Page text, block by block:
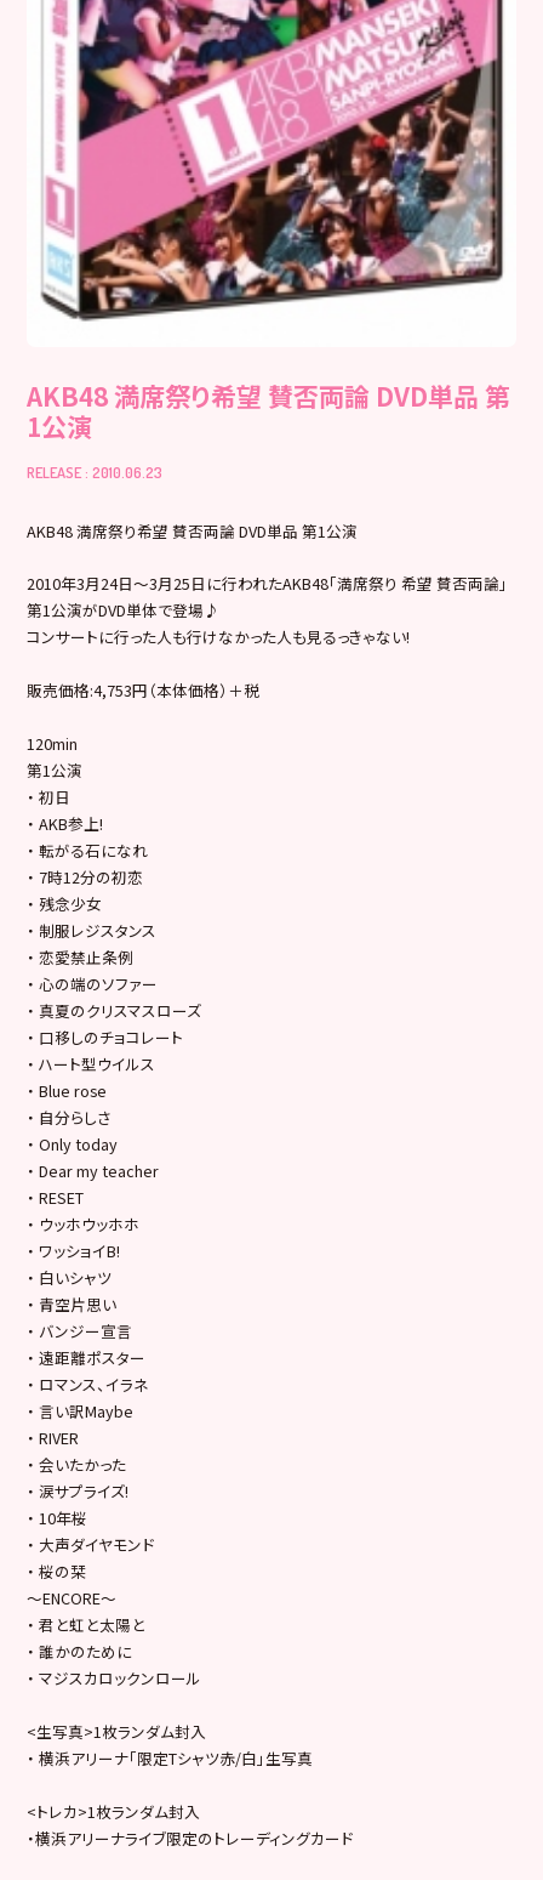
AKB48 満席祭り希望 賛否両論 DVD単品 第
1公演
RELEASE : 2010.06.23
AKB48 満席祭り希望 賛否両論 DVD単品 第1公演
2010年3月24日～3月25日に行われたAKB48「満席祭り 希望 賛否両論」
第1公演がDVD単体で登場♪
コンサートに行った人も行けなかった人も見るっきゃない!
販売価格:4,753円（本体価格）＋税
120min
第1公演
・ 初日
・ AKB参上!
・ 転がる石になれ
・ 7時12分の初恋
・ 残念少女
・ 制服レジスタンス
・ 恋愛禁止条例
・ 心の端のソファー
・ 真夏のクリスマスローズ
・ 口移しのチョコレート
・ ハート型ウイルス
・ Blue rose
・ 自分らしさ
・ Only today
・ Dear my teacher
・ RESET
・ ウッホウッホホ
・ ワッショイB!
・ 白いシャツ
・ 青空片思い
・ バンジー宣言
・ 遠距離ポスター
・ ロマンス、イラネ
・ 言い訳Maybe
・ RIVER
・ 会いたかった
・ 涙サプライズ!
・ 10年桜
・ 大声ダイヤモンド
・ 桜の栞
～ENCORE～
・ 君と虹と太陽と
・ 誰かのために
・ マジスカロックンロール
<生写真>1枚ランダム封入
・ 横浜アリーナ「限定Tシャツ赤/白」生写真
<トレカ>1枚ランダム封入
・横浜アリーナライブ限定のトレーディングカード